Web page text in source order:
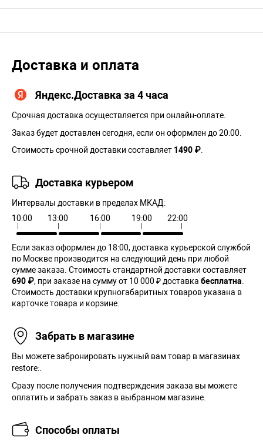
Доставка и оплата
Яндекс.Доставка за 4 часа
Срочная доставка осуществляется при онлайн-оплате.
Заказ будет доставлен сегодня, если он оформлен до 20:00.
Стоимость срочной доставки составляет 1490 ₽.
Доставка курьером
Интервалы доставки в пределах МКАД:
10:00
13:00 16:00 19:00 22:00
Если заказ оформлен до 18:00, доставка курьерской службой
по Москве производится на следующий день при любой
сумме заказа. Cтоимость стандартной доставки составляет
690 ₽, при заказе на сумму от 10 000 ₽ доставка бесплатна.
Стоимость доставки крупногабаритных товаров указана в
карточке товара и корзине.
Забрать в магазине
Вы можете забронировать нужный вам товар в магазинах
restore:.
Сразу после получения подтверждения заказа вы можете
оплатить и забрать заказ в выбранном магазине.
Способы оплаты